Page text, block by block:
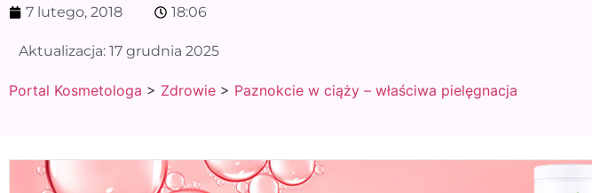
7 lutego, 2018 18:06
Aktualizacja: 17 grudnia 2025
Portal Kosmetologa > Zdrowie > Paznokcie w ciąży – właściwa pielęgnacja